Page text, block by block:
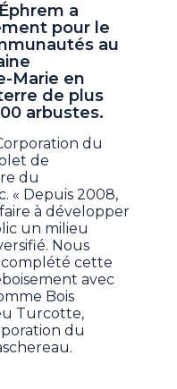
a
pour le
au
Marie en
de plus
arbustes.
du
de
du
« Depuis 2008,
à développer
un milieu
Nous
complété cette
avec
Bois
Turcotte,
du